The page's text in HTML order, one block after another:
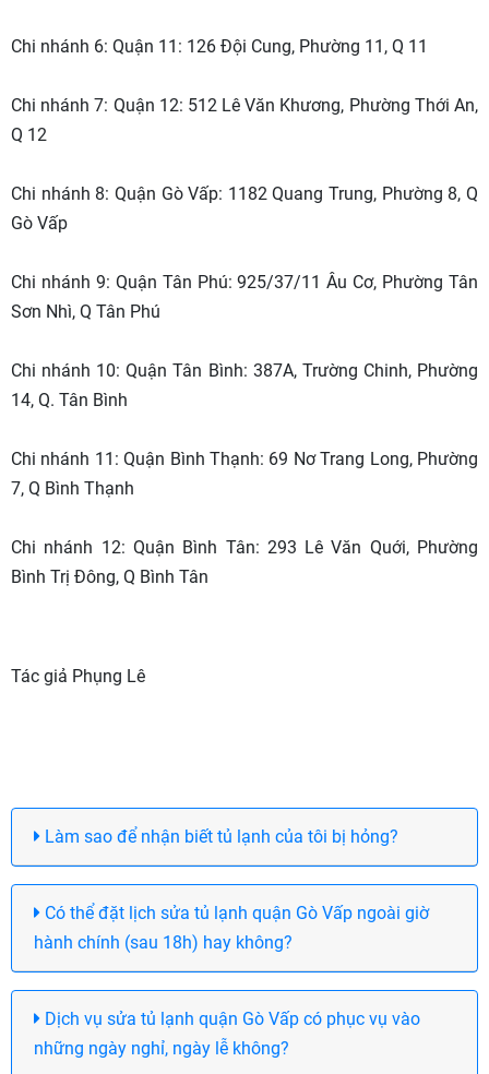
Chi nhánh 6: Quận 11: 126 Đội Cung, Phường 11, Q 11
Chi nhánh 7: Quận 12: 512 Lê Văn Khương, Phường Thới An,
Q 12
Chi nhánh 8: Quận Gò Vấp: 1182 Quang Trung, Phường 8, Q
Gò Vấp
Chi nhánh 9: Quận Tân Phú: 925/37/11 Âu Cơ, Phường Tân
Sơn Nhì, Q Tân Phú
Chi nhánh 10: Quận Tân Bình: 387A, Trường Chinh, Phường
14, Q. Tân Bình
Chi nhánh 11: Quận Bình Thạnh: 69 Nơ Trang Long, Phường
7, Q Bình Thạnh
Chi nhánh 12: Quận Bình Tân: 293 Lê Văn Quới, Phường
Bình Trị Đông, Q Bình Tân
Tác giả Phụng Lê
Làm sao để nhận biết tủ lạnh của tôi bị hỏng?
Có thể đặt lịch sửa tủ lạnh quận Gò Vấp ngoài giờ
hành chính (sau 18h) hay không?
Dịch vụ sửa tủ lạnh quận Gò Vấp có phục vụ vào
những ngày nghỉ, ngày lễ không?